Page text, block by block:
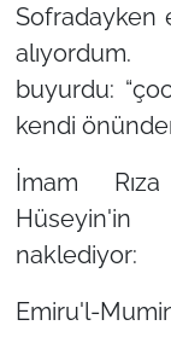
Sofradayken
buyurdu:
kendi
İmam
naklediyor:
Emiru'l-